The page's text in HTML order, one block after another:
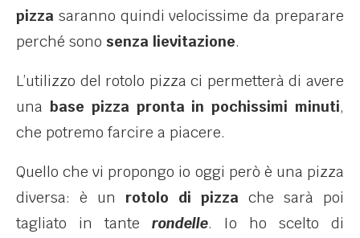
pizza saranno quindi velocissime da preparare
perché sono senza lievitazione.
L’utilizzo del rotolo pizza ci permetterà di avere
una base pizza pronta in pochissimi minuti,
che potremo farcire a piacere.
Quello che vi propongo io oggi però è una pizza
diversa: è un rotolo di pizza che sarà poi
tagliato in tante rondelle. Io ho scelto di